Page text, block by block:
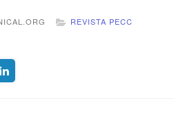
REVISTA PECC